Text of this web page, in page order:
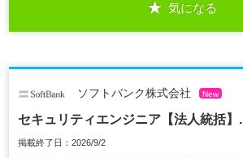
気になる
ソフトバンク株式会社 New
セキュリティエンジニア【法人統括】.
掲載終了日：2026/9/2